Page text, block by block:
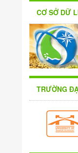
CƠ SỞ DỮ
TRƯỜNG